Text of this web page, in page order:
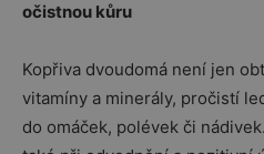
očistnou kůru
Kopřiva dvoudomá není jen
vitamíny a minerály, pročistí
do omáček, polévek či